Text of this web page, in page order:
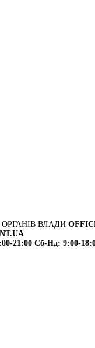
ВЛАДИ
21:00 Сб-Нд: 9:00-